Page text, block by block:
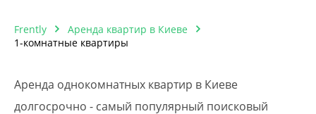
Frently
Аренда квартир в Киеве
1-комнатные квартиры
Аренда однокомнатных квартир в Киеве
долгосрочно - самый популярный поисковый